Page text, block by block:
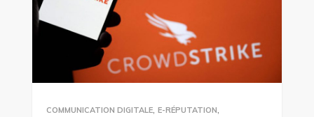
COMMUNICATION DIGITALE, E-RÉPUTATION,